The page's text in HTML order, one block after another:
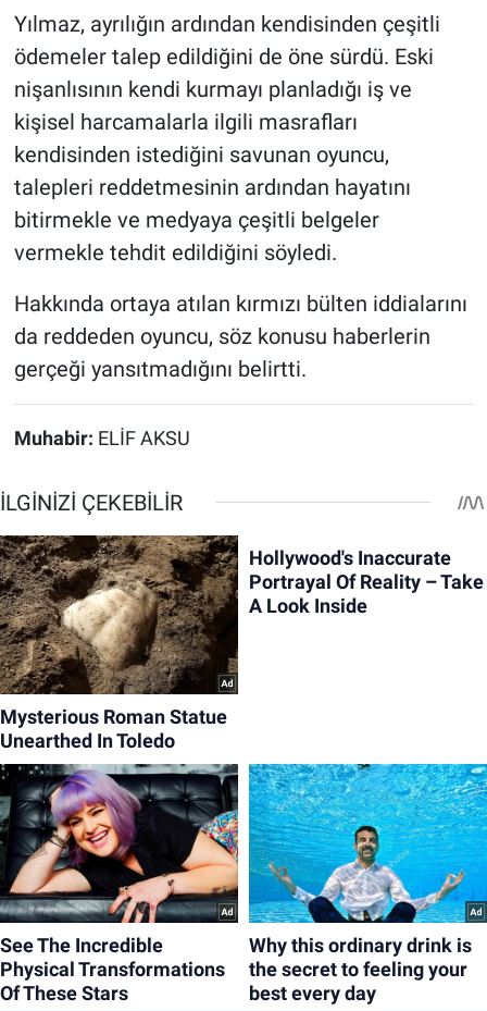
Yılmaz, ayrılığın ardından kendisinden çeşitli
ödemeler talep edildiğini de öne sürdü. Eski
nişanlısının kendi kurmayı planladığı iş ve
kişisel harcamalarla ilgili masrafları
kendisinden istediğini savunan oyuncu,
talepleri reddetmesinin ardından hayatını
bitirmekle ve medyaya çeşitli belgeler
vermekle tehdit edildiğini söyledi.
Hakkında ortaya atılan kırmızı bülten iddialarını
da reddeden oyuncu, söz konusu haberlerin
gerçeği yansıtmadığını belirtti.
Muhabir: ELİF AKSU